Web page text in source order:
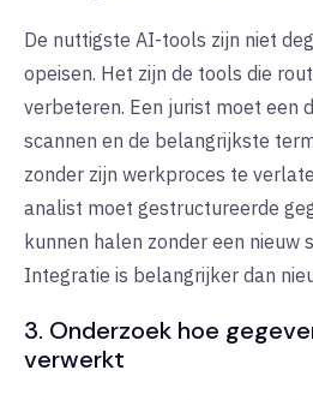
De nuttigste AI-tools zijn niet
opeisen. Het zijn de tools die
verbeteren. Een jurist moet een
scannen en de belangrijkste
zonder zijn werkproces te
analist moet gestructureerde
kunnen halen zonder een nieuw
Integratie is belangrijker dan
3. Onderzoek hoe
verwerkt